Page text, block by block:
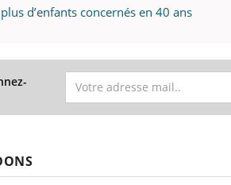
d’enfants concernés en 40 ans